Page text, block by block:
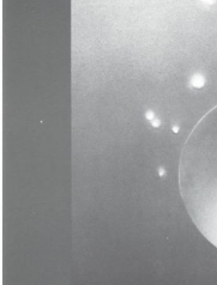
パフォーマンス